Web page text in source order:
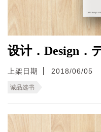
设计．Design．
上架日期 2018/06/05
诚品选书